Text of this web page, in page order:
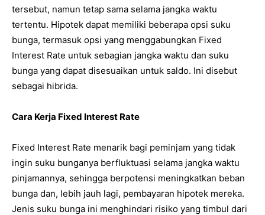
tersebut, namun tetap sama selama jangka waktu
tertentu. Hipotek dapat memiliki beberapa opsi suku
bunga, termasuk opsi yang menggabungkan Fixed
Interest Rate untuk sebagian jangka waktu dan suku
bunga yang dapat disesuaikan untuk saldo. Ini disebut
sebagai hibrida.
Cara Kerja Fixed Interest Rate
Fixed Interest Rate menarik bagi peminjam yang tidak
ingin suku bunganya berfluktuasi selama jangka waktu
pinjamannya, sehingga berpotensi meningkatkan beban
bunga dan, lebih jauh lagi, pembayaran hipotek mereka.
Jenis suku bunga ini menghindari risiko yang timbul dari